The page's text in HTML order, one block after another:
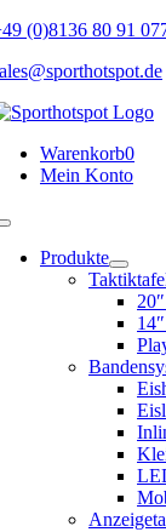
Skip
content
(0)8136 80 91
Warenkorb0
Mein Konto
Toggle
NavigationProdukte